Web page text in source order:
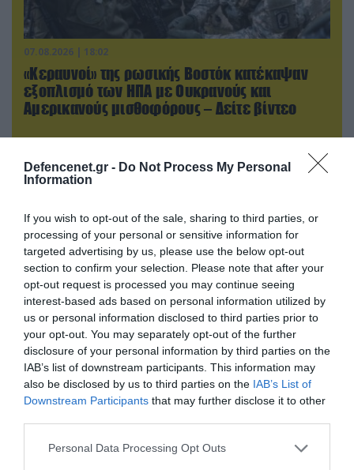
Defencenet.gr - Do Not Process My Personal
Information
If you wish to opt-out of the sale, sharing to third parties, or
processing of your personal or sensitive information for
targeted advertising by us, please use the below opt-out
section to confirm your selection. Please note that after your
opt-out request is processed you may continue seeing
interest-based ads based on personal information utilized by
us or personal information disclosed to third parties prior to
your opt-out. You may separately opt-out of the further
disclosure of your personal information by third parties on the
IAB’s list of downstream participants. This information may
also be disclosed by us to third parties on the IAB’s List of
Downstream Participants that may further disclose it to other
Please note that this website/app uses one or more Google
Personal Data Processing Opt Outs
07.08.2026 | 18:02
«Κεραυνοί» της ρωσικής Βοστόκ κατέκαψαν
εξοπλισμό των ΗΠΑ με Ουκρανούς και
Αμερικανούς μισθοφόρους – Δείτε βίντεο
07.08.2026 | 19:02
Απετράπη το εγχείρημα Ουκρανών για
αντεπίθεση στο Κολομίγτσι: Δείτε το πριν & το
μετά της προσπάθειάς τους (βίντεο)